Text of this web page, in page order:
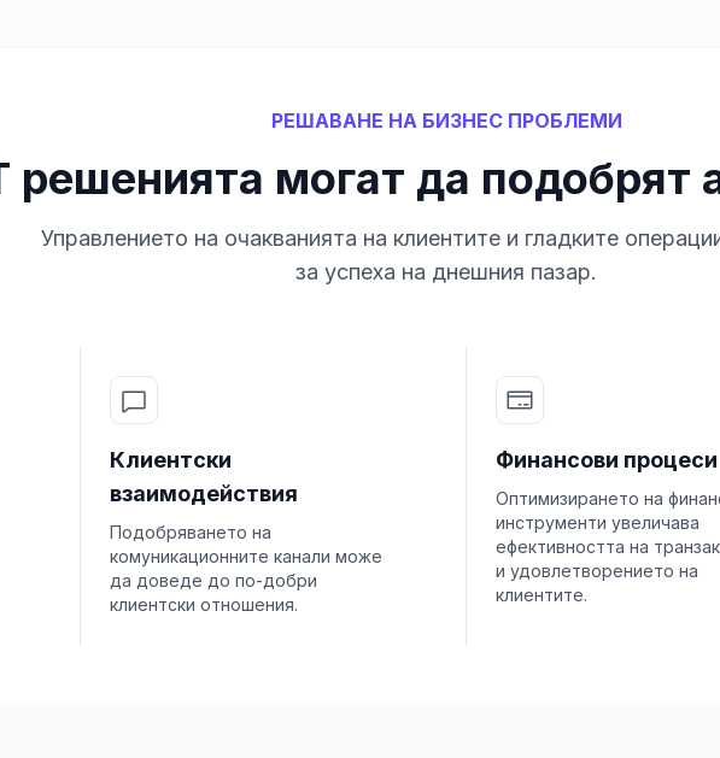
РЕШАВАНЕ НА БИЗНЕС ПРОБЛЕМИ
решенията могат да подобрят
Управлението на очакванията на клиентите и гладките
за успеха на днешния пазар.
Клиентски
взаимодействия
Подобряването на
комуникационните канали може
да доведе до по-добри
клиентски отношения.
Финансови процеси
Оптимизирането на
инструменти увеличава
ефективността на
и удовлетворението на
клиентите.